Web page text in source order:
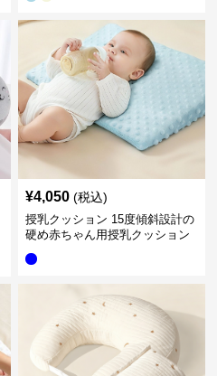
¥4,050 (税込)
授乳クッション 15度傾斜設計の
硬め赤ちゃん用授乳クッション